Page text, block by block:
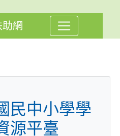
網
民中小學學
源平臺